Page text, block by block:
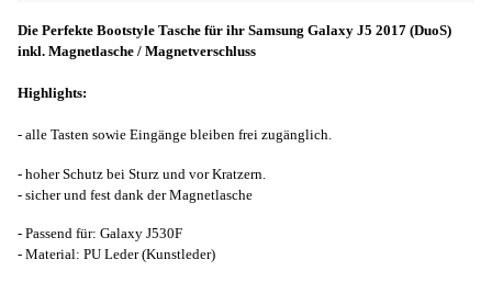
Die Perfekte Bootstyle Tasche für ihr Samsung Galaxy J5 2017 (DuoS)
inkl. Magnetlasche / Magnetverschluss
Highlights:
- alle Tasten sowie Eingänge bleiben frei zugänglich.
- hoher Schutz bei Sturz und vor Kratzern.
- sicher und fest dank der Magnetlasche
- Passend für: Galaxy J530F
- Material: PU Leder (Kunstleder)